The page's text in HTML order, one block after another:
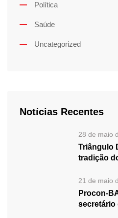
Política
Saúde
Uncategorized
Notícias Recentes
28 de maio
Triângulo
tradição
21 de maio
Procon-
secretário